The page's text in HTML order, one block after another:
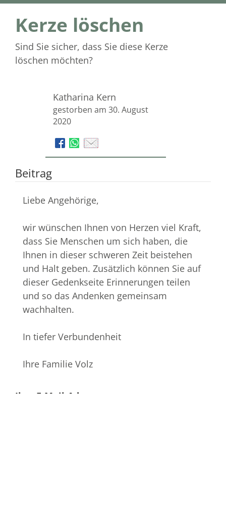
Kerze löschen
Sind Sie sicher, dass Sie diese Kerze
löschen möchten?
Katharina Kern
gestorben am 30. August
2020
Beitrag
Liebe Angehörige,
wir wünschen Ihnen von Herzen viel Kraft,
dass Sie Menschen um sich haben, die
Ihnen in dieser schweren Zeit beistehen
und Halt geben. Zusätzlich können Sie auf
dieser Gedenkseite Erinnerungen teilen
und so das Andenken gemeinsam
wachhalten.
In tiefer Verbundenheit
Ihre Familie Volz
Ihre E-Mail-Adresse